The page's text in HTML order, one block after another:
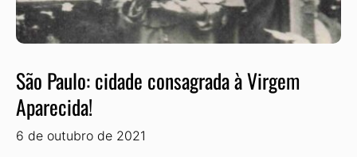
São Paulo: cidade consagrada à Virgem
Aparecida!
6 de outubro de 2021